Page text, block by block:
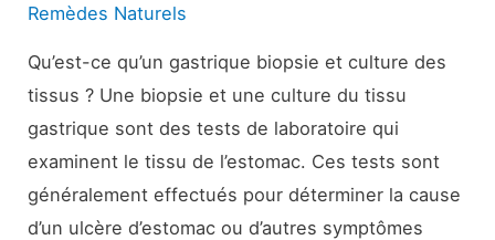
Remèdes Naturels
Qu’est-ce qu’un gastrique biopsie et culture des
tissus ? Une biopsie et une culture du tissu
gastrique sont des tests de laboratoire qui
examinent le tissu de l’estomac. Ces tests sont
généralement effectués pour déterminer la cause
d’un ulcère d’estomac ou d’autres symptômes